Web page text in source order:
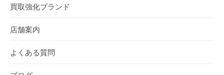
買取強化ブランド
店舗案内
よくある質問